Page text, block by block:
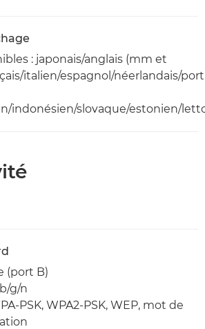
: japonais/anglais (mm et
italien/espagnol/néerlandais/
indonésien/slovaque/estonien/
(port B)
g/n
PSK, WPA2-PSK, WEP, mot de